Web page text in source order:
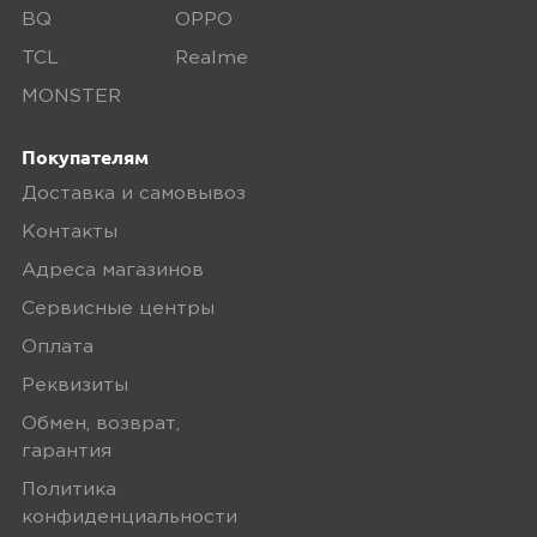
основании 3 отзывов
5 звёзд
3
звёзды
1 звёзда
BQ OPPO
TCL Realme
MONSTER
Покупателям
Доставка и самовывоз
Контакты
Адреса магазинов
Сервисные центры
Оплата
Реквизиты
Обмен, возврат,
гарантия
Политика
конфиденциальности